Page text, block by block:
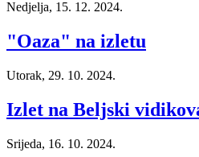
Nedjelja, 15. 12. 2024.
"Oaza" na izletu
Utorak, 29. 10. 2024.
Izlet na Beljski
Srijeda, 16. 10. 2024.